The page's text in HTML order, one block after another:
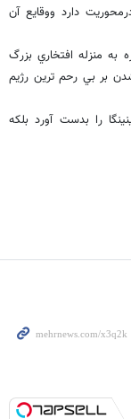
رويدادهاي كلوپ هاي جازدردهه 1950 رادرمحوريت دارد ووقايع آن
به منزله افتخاري بزرگ
بر بي رحم ترين رژيم
را بدست آورد بلكه